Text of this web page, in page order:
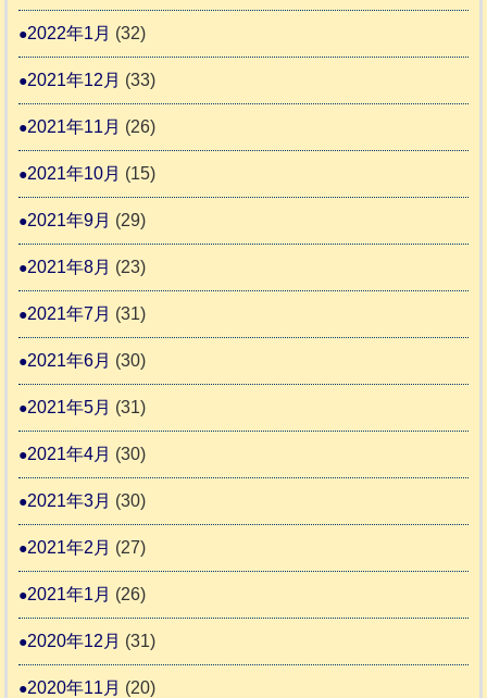
2022年1月 (32)
2021年12月 (33)
2021年11月 (26)
2021年10月 (15)
2021年9月 (29)
2021年8月 (23)
2021年7月 (31)
2021年6月 (30)
2021年5月 (31)
2021年4月 (30)
2021年3月 (30)
2021年2月 (27)
2021年1月 (26)
2020年12月 (31)
2020年11月 (20)